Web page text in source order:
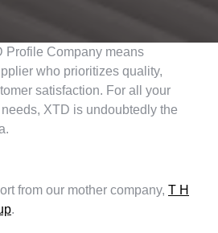
Profile Company means
who prioritizes quality,
satisfaction. For all your
, XTD is undoubtedly the
.
from our mother company, T H
.